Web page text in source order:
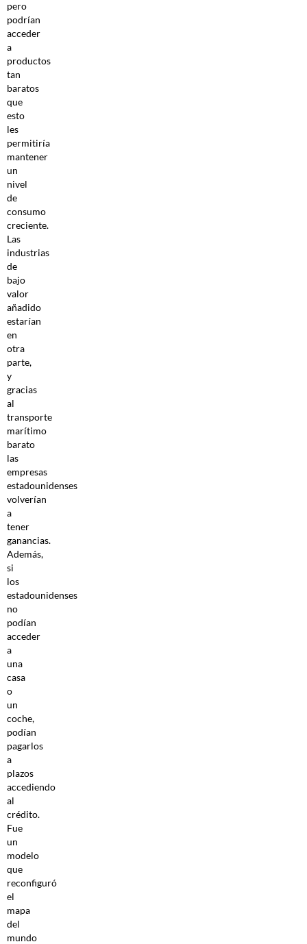
pero
podrían
acceder
a
productos
tan
baratos
que
esto
les
permitiría
mantener
un
nivel
de
consumo
creciente.
Las
industrias
de
bajo
valor
añadido
estarían
en
otra
parte,
y
gracias
al
transporte
marítimo
barato
las
empresas
estadounidenses
volverían
a
tener
ganancias.
Además,
si
los
estadounidenses
no
podían
acceder
a
una
casa
o
un
coche,
podían
pagarlos
a
plazos
accediendo
al
crédito.
Fue
un
modelo
que
reconfiguró
el
mapa
del
mundo